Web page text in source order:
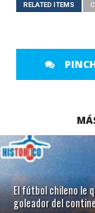
RELATED ITEMS
El fútbol chileno le
goleador del